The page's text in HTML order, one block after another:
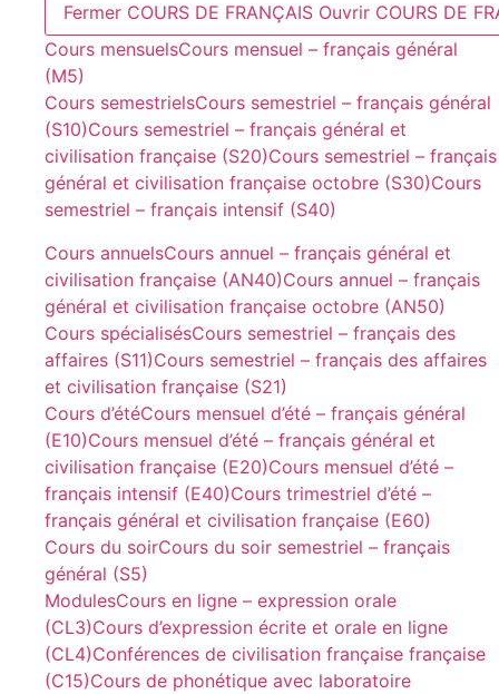
Fermer COURS DE FRANÇAIS Ouvrir COURS DE
Cours mensuelsCours mensuel – français général
(M5)
Cours semestrielsCours semestriel – français général
(S10)Cours semestriel – français général et
civilisation française (S20)Cours semestriel – français
général et civilisation française octobre (S30)Cours
semestriel – français intensif (S40)
Cours annuelsCours annuel – français général et
civilisation française (AN40)Cours annuel – français
général et civilisation française octobre (AN50)
Cours spécialisésCours semestriel – français des
affaires (S11)Cours semestriel – français des affaires
et civilisation française (S21)
Cours d’étéCours mensuel d’été – français général
(E10)Cours mensuel d’été – français général et
civilisation française (E20)Cours mensuel d’été –
français intensif (E40)Cours trimestriel d’été –
français général et civilisation française (E60)
Cours du soirCours du soir semestriel – français
général (S5)
ModulesCours en ligne – expression orale
(CL3)Cours d’expression écrite et orale en ligne
(CL4)Conférences de civilisation française française
(C15)Cours de phonétique avec laboratoire